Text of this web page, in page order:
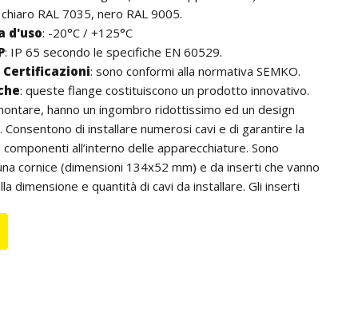
RAL 7035, nero RAL 9005.
d'uso: -20°C / +125°C
: IP 65 secondo le specifiche EN 60529.
Certificazioni: sono conformi alla normativa SEMKO.
: queste flange costituiscono un prodotto innovativo.
hanno un ingombro ridottissimo ed un design
Consentono di installare numerosi cavi e di garantire la
all’interno delle apparecchiature. Sono
cornice (dimensioni 134x52 mm) e da inserti che vanno
dimensione e quantità di cavi da installare. Gli inserti
essere smontati e sostituiti con degli altri. Gli inserti,
di una membrana che può essere facilmente forata